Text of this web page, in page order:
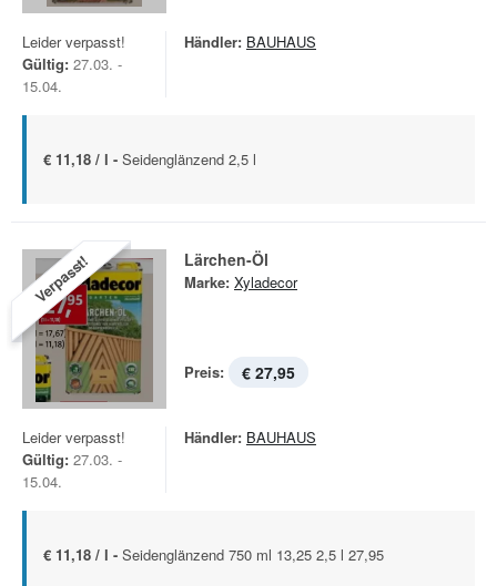
Leider verpasst!
Gültig: 27.03. -
15.04.
Händler: BAUHAUS
€ 11,18 / l - Seidenglänzend 2,5 l
Verpasst! Lärchen-Öl
Marke: Xyladecor
Preis: € 27,95
Leider verpasst!
Gültig: 27.03. -
15.04.
Händler: BAUHAUS
€ 11,18 / l - Seidenglänzend 750 ml 13,25 2,5 l 27,95